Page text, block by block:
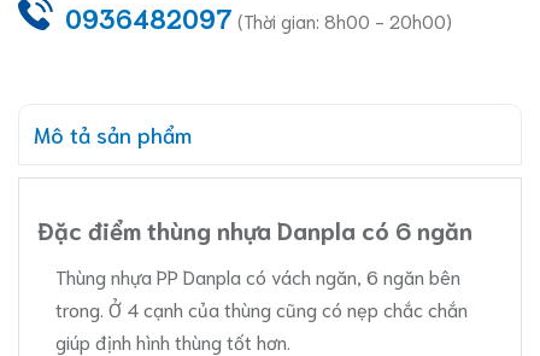
0936482097 (Thời gian: 8h00 - 20h00)
Mô tả sản phẩm
Đặc điểm thùng nhựa Danpla có 6 ngăn
Thùng nhựa PP Danpla có vách ngăn, 6 ngăn bên
trong. Ở 4 cạnh của thùng cũng có nẹp chắc chắn
giúp định hình thùng tốt hơn.